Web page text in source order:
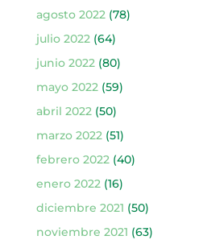
agosto 2022(78)
julio 2022(64)
junio 2022(80)
mayo 2022(59)
abril 2022(50)
marzo 2022(51)
febrero 2022(40)
enero 2022(16)
diciembre 2021 (50)
noviembre 2021 (63)